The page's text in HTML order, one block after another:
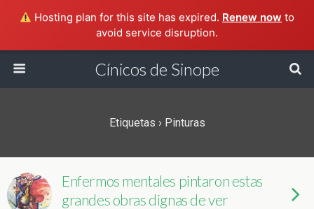
Hosting plan for this site has expired. Renew now to
avoid service disruption.
Cínicos de Sinope
Etiquetas › Pinturas
Enfermos mentales pintaron estas
grandes obras dignas de ver